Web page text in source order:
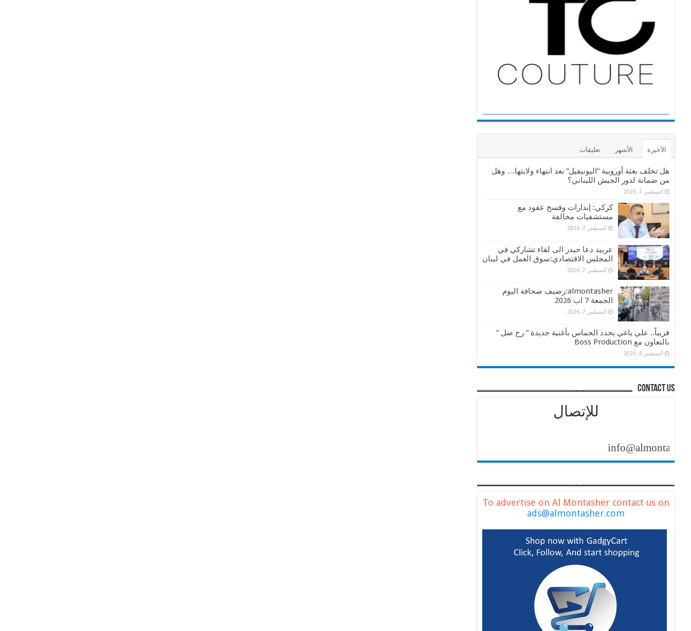
الأخيرة الأشهر تعليقات
هل تخلف بعثة أوروبية “اليونيفيل” بعد انتهاء ولايتها… وهل
من ضمانة لدور الجيش اللبناني؟
أغسطس 7, 2026
كركي: إنذارات وفسخ عقود مع
مستشفيات مخالفة
أغسطس 7, 2026
عربيد دعا حيدر الى لقاء تشاركي في
المجلس الاقتصادي:سوق العمل في لبنان
أغسطس 7, 2026
almontasher:رصيف صحافة اليوم
الجمعة 7 اب 2026
أغسطس 7, 2026
قريباً.. علي ياغي يجدد الحماس بأغنية جديدة ” رح ضل ”
بالتعاون مع Boss Production
أغسطس 6, 2026
contact us
للإتصال
info@almontasher.com
To advertise on Al Montasher contact us on
ads@almontasher.com